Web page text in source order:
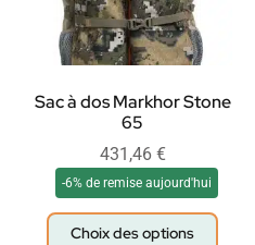
Sac à dos Markhor Stone
65
431,46 €
-6% de remise aujourd'hui
Choix des options